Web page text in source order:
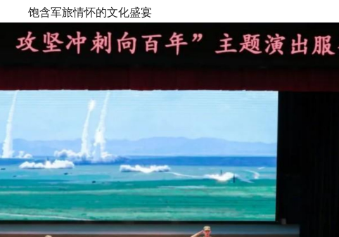
饱含军旅情怀的文化盛宴